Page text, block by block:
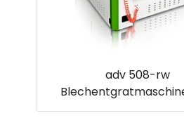
adv 508-rw
Laserschneiden,